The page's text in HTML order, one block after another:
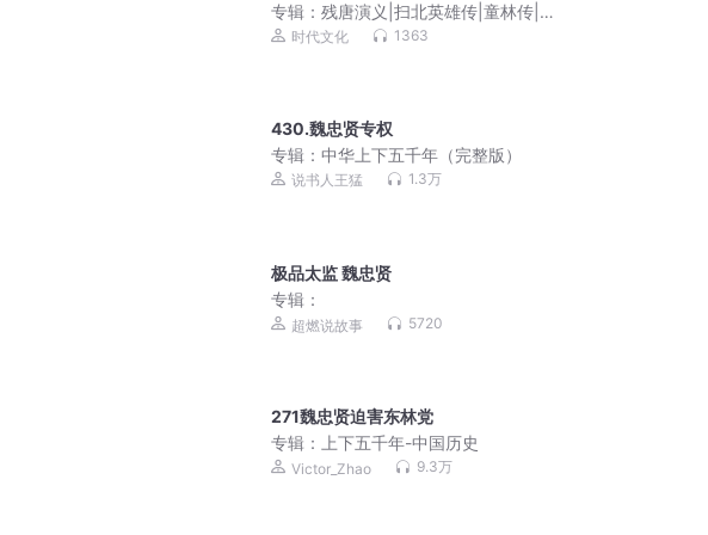
专辑： 残唐演义|扫北英雄传|童林传|全
免费听
时代文化 1363
430.魏忠贤专权
专辑： 中华上下五千年（完整版）
说书人王猛 1.3万
极品太监 魏忠贤
专辑：
超燃说故事 5720
271魏忠贤迫害东林党
专辑：
上下五千年-中国历史
Victor_Zhao 9.3万